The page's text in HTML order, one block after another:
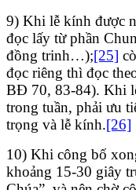
9) Khi lễ kính được
đọc lấy từ phần
đồng trinh…);[25]
đọc riêng thì đọc
BĐ 70, 83-84). Khi
trong tuần, phải ưu
trọng và lễ kính.[26]
10) Khi công bố
khoảng 15-30 giây